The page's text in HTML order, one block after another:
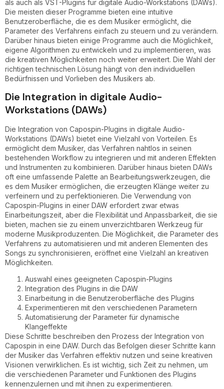
als auch als VST-Plugins für digitale Audio-Workstations (DAWs).
Die meisten dieser Programme bieten eine intuitive
Benutzeroberfläche, die es dem Musiker ermöglicht, die
Parameter des Verfahrens einfach zu steuern und zu verändern.
Darüber hinaus bieten einige Programme auch die Möglichkeit,
eigene Algorithmen zu entwickeln und zu implementieren, was
die kreativen Möglichkeiten noch weiter erweitert. Die Wahl der
richtigen technischen Lösung hängt von den individuellen
Bedürfnissen und Vorlieben des Musikers ab.
Die Integration in digitale Audio-
Workstations (DAWs)
Die Integration von Capospin-Plugins in digitale Audio-
Workstations (DAWs) bietet eine Vielzahl von Vorteilen. Es
ermöglicht dem Musiker, das Verfahren nahtlos in seinen
bestehenden Workflow zu integrieren und mit anderen Effekten
und Instrumenten zu kombinieren. Darüber hinaus bieten DAWs
oft eine umfassende Palette an Bearbeitungswerkzeugen, die
es dem Musiker ermöglichen, die erzeugten Klänge weiter zu
verfeinern und zu perfektionieren. Die Verwendung von
Capospin-Plugins in einer DAW erfordert zwar etwas
Einarbeitungszeit, aber die Flexibilität und Anpassbarkeit, die sie
bieten, machen sie zu einem unverzichtbaren Werkzeug für
moderne Musikproduzenten. Die Möglichkeit, die Parameter des
Verfahrens zu automatisieren und mit anderen Elementen des
Songs zu synchronisieren, eröffnet eine Vielzahl an kreativen
Möglichkeiten.
Auswahl eines geeigneten Capospin-Plugins
Integration des Plugins in die DAW
Einarbeitung in die Benutzeroberfläche des Plugins
Experimentieren mit den verschiedenen Parametern
Automatisierung der Parameter für dynamische
Klangeffekte
Diese Schritte beschreiben den Prozess der Integration von
Capospin in eine DAW. Durch das Befolgen dieser Schritte kann
der Musiker das Verfahren effektiv nutzen und seine kreativen
Visionen verwirklichen. Es ist wichtig, sich Zeit zu nehmen, um
die verschiedenen Parameter und Funktionen des Plugins
kennenzulernen und mit ihnen zu experimentieren.